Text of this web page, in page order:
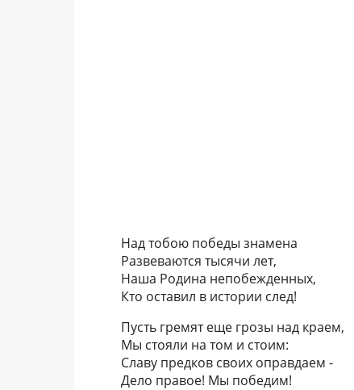
Над тобою победы знамена
Развеваются тысячи лет,
Наша Родина непобежденных,
Кто оставил в истории след!
Пусть гремят еще грозы над краем,
Мы стояли на том и стоим:
Славу предков своих оправдаем -
Дело правое! Мы победим!